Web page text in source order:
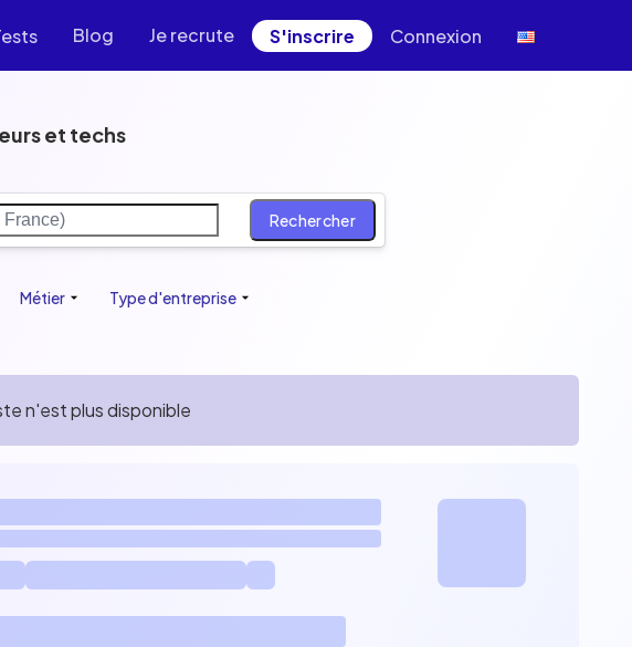
Blog Je recrute S'inscrire Connexion
et techs
with salary, teleworking
Rechercher
QA Produit
Métier Type d'entreprise
n'est plus disponible